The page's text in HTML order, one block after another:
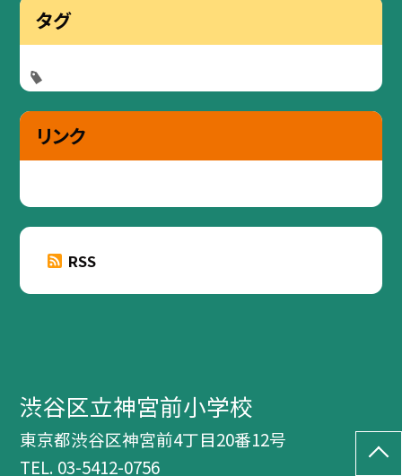
タグ
リンク
RSS
渋谷区立神宮前小学校
東京都渋谷区神宮前4丁目20番12号
TEL. 03-5412-0756